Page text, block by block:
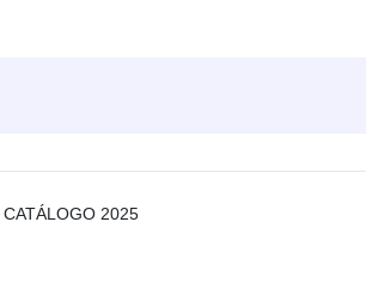
CATÁLOGO 2025